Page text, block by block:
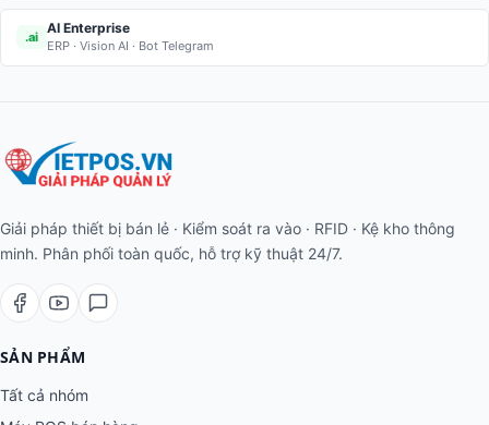
.ai
AI Enterprise
ERP · Vision AI · Bot Telegram
Giải pháp thiết bị bán lẻ · Kiểm soát ra vào · RFID · Kệ kho thông
minh. Phân phối toàn quốc, hỗ trợ kỹ thuật 24/7.
SẢN PHẨM
Tất cả nhóm